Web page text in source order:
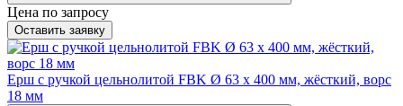
Цена по запросу
Оставить заявку
Ерш с ручкой цельнолитой FBK Ø 63 х 400 мм, жёсткий, ворс
18 мм